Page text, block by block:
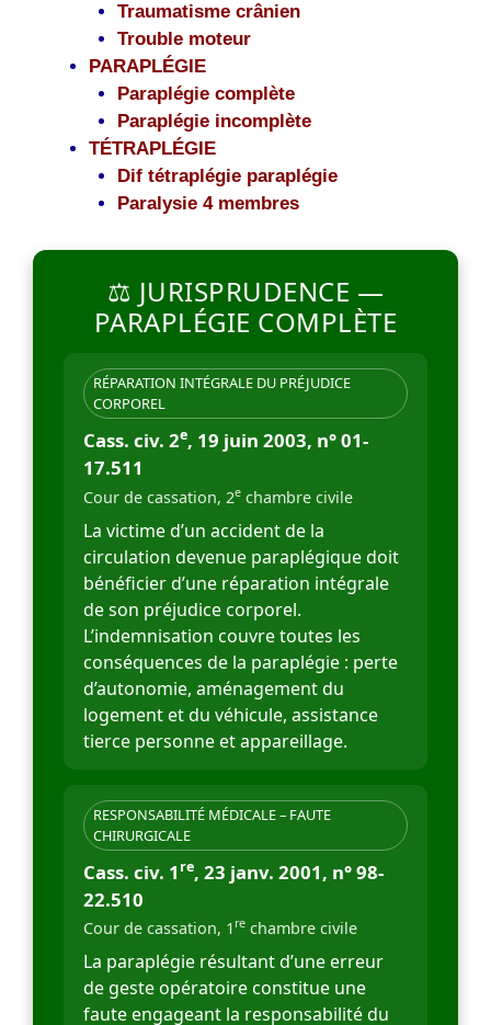
Traumatisme crânien
Trouble moteur
PARAPLÉGIE
Paraplégie complète
Paraplégie incomplète
TÉTRAPLÉGIE
Dif tétraplégie paraplégie
Paralysie 4 membres
⚖️ JURISPRUDENCE —
PARAPLÉGIE COMPLÈTE
RÉPARATION INTÉGRALE DU PRÉJUDICE
CORPOREL
Cass. civ. 2e, 19 juin 2003, n° 01-
17.511
Cour de cassation, 2e chambre civile
La victime d’un accident de la
circulation devenue paraplégique doit
bénéficier d’une réparation intégrale
de son préjudice corporel.
L’indemnisation couvre toutes les
conséquences de la paraplégie : perte
d’autonomie, aménagement du
logement et du véhicule, assistance
tierce personne et appareillage.
RESPONSABILITÉ MÉDICALE – FAUTE
CHIRURGICALE
Cass. civ. 1 re, 23 janv. 2001, n° 98-
22.510
Cour de cassation, 1 re chambre civile
La paraplégie résultant d’une erreur
de geste opératoire constitue une
faute engageant la responsabilité du